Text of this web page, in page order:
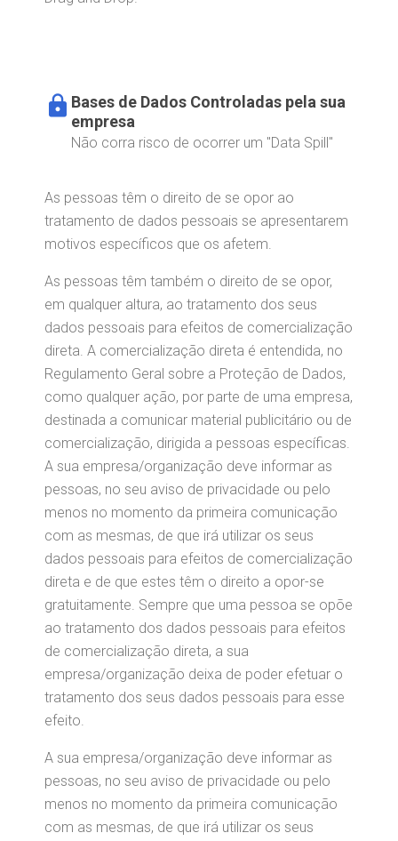
lock Bases de Dados Controladas pela sua
empresa
Não corra risco de ocorrer um "Data Spill"
As pessoas têm o direito de se opor ao
tratamento de dados pessoais se apresentarem
motivos específicos que os afetem.
As pessoas têm também o direito de se opor,
em qualquer altura, ao tratamento dos seus
dados pessoais para efeitos de comercialização
direta. A comercialização direta é entendida, no
Regulamento Geral sobre a Proteção de Dados,
como qualquer ação, por parte de uma empresa,
destinada a comunicar material publicitário ou de
comercialização, dirigida a pessoas específicas.
A sua empresa/organização deve informar as
pessoas, no seu aviso de privacidade ou pelo
menos no momento da primeira comunicação
com as mesmas, de que irá utilizar os seus
dados pessoais para efeitos de comercialização
direta e de que estes têm o direito a opor-se
gratuitamente. Sempre que uma pessoa se opõe
ao tratamento dos dados pessoais para efeitos
de comercialização direta, a sua
empresa/organização deixa de poder efetuar o
tratamento dos seus dados pessoais para esse
efeito.
A sua empresa/organização deve informar as
pessoas, no seu aviso de privacidade ou pelo
menos no momento da primeira comunicação
com as mesmas, de que irá utilizar os seus